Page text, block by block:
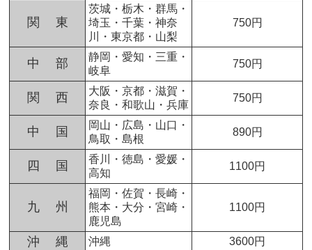
関 東
茨城・栃木・群馬・
埼玉・千葉・神奈
川・東京都・山梨
750円
中 部
静岡・愛知・三重・
岐阜
750円
関 西
大阪・京都・滋賀・
奈良・和歌山・兵庫
750円
中 国
岡山・広島・山口・
鳥取・島根
890円
四 国
香川・徳島・愛媛・
高知
1100円
九 州
福岡・佐賀・長崎・
熊本・大分・宮崎・
鹿児島
1100円
沖 縄 沖縄 3600円